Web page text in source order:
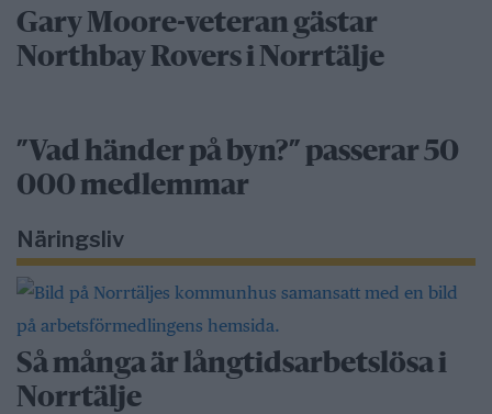
Gary Moore-veteran gästar
Northbay Rovers i Norrtälje
”Vad händer på byn?” passerar 50
000 medlemmar
Näringsliv
Så många är långtidsarbetslösa i
Norrtälje